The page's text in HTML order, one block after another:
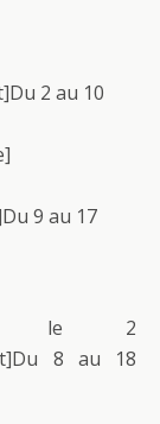
2 au 10
9 au 17
le 2
8 au 18